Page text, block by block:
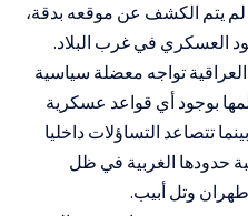
يتم الكشف عن موقعه بدقة،
العسكري في غرب البلاد.
تواجه معضلة سياسية
بوجود أي قواعد عسكرية
تتصاعد التساؤلات داخليا
حدودها الغربية في ظل
وتل أبيب.